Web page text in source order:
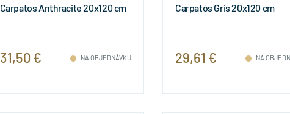
Carpatos Anthracite 20x120 cm
31,50 € NA OBJEDNÁVKU
Carpatos Gris 20x120 cm
29,61 € NA